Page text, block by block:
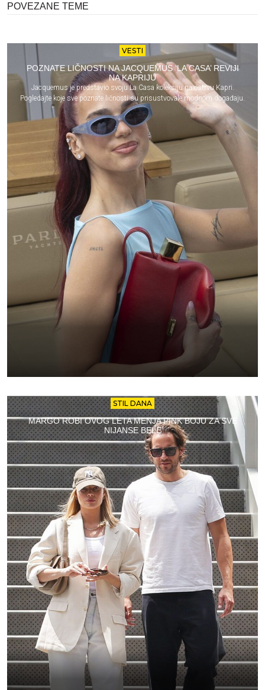
POVEZANE TEME
VESTI
POZNATE LIČNOSTI NA JACQUEMUS ‘LA CASA’ REVIJI
NA KAPRIJU
Jacquemus je predstavio svoju La Casa kolekciju na ostrvu Kapri.
Pogledajte koje sve poznate ličnosti su prisustvovale modnom događaju.
STIL DANA
MARGO ROBI OVOG LETA MENJA PINK BOJU ZA SVE
NIJANSE BELE